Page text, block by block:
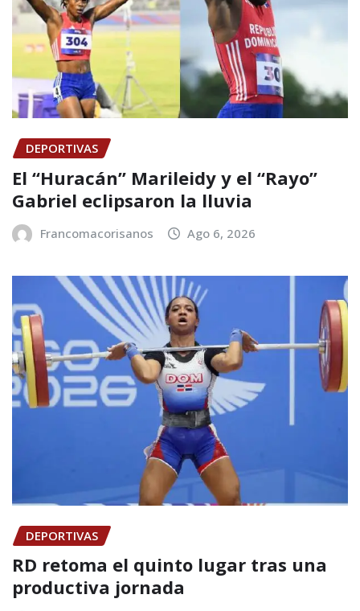
DEPORTIVAS
El “Huracán” Marileidy y el “Rayo”
Gabriel eclipsaron la lluvia
Francomacorisanos Ago 6, 2026
DEPORTIVAS
RD retoma el quinto lugar tras una
productiva jornada